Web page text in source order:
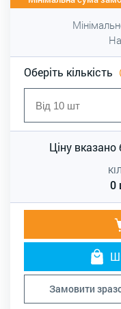
Оберіть кількість
Ціну вказано
0
Замовити